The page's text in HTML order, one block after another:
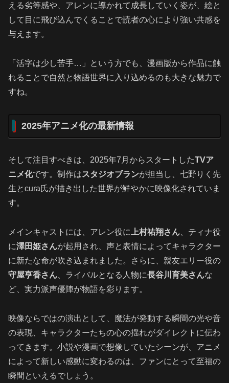
える劣等感や、アレンに導かれて成長していく姿が、絵と
して目に飛び込んでくることで読者の心により強い共感を
与えます。
「活字は少し苦手…」という方でも、漫画版から作品に触
れることで自然と物語世界に入り込めるのも大きな魅力で
すね。
2025年アニメ化の最新情報
そして注目すべきは、2025年7月からスタートしたTVア
ニメ化です。制作はスタジオブランが担当し、七野りく先
生とcura氏が描き出した世界が鮮やかに映像化されていま
す。
メインキャストには、アレン役に 上村祐翔さん 、ティナ役
に澤田姫さんが起用され、声と表情によってキャラクター
に新たな命が吹き込まれました。さらに、親友エリー役の
守屋亨香さん 、ライバルとなる人物に長谷川育美さんな
ど、実力派声優陣が物語を彩ります。
映像ならではの演出として、魔法が発動する瞬間の光や音
の表現、キャラクターたちの心の揺れがダイレクトに伝わ
ってきます。小説や漫画で想像していたシーンが、アニメ
によって新しい感動に変わるのは、ファンにとって至福の
瞬間といえるでしょう。